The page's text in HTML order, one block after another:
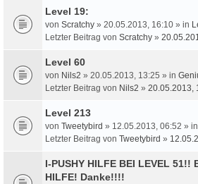
Level 19:
von Scratchy » 20.05.2013, 16:10 » in
Letzter Beitrag von Scratchy »
Level 60
von Nils2 » 20.05.2013, 13:25 » in
Letzter Beitrag von Nils2 » 20.05.2013,
Level 213
von Tweetybird » 12.05.2013, 06:52 » in
Letzter Beitrag von Tweetybird »
I-PUSHY HILFE BEI LEVEL 51!!
HILFE! Danke!!!!